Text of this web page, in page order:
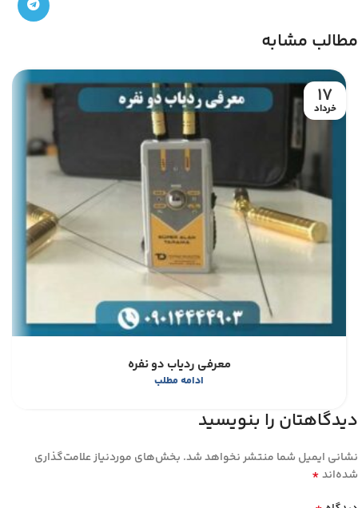
مطالب مشابه
17
خرداد
معرفی ردیاب دو نفره
ادامه مطلب
دیدگاهتان را بنویسید
نشانی ایمیل شما منتشر نخواهد شد. بخش‌های موردنیاز علامت‌گذاری
شده‌اند*